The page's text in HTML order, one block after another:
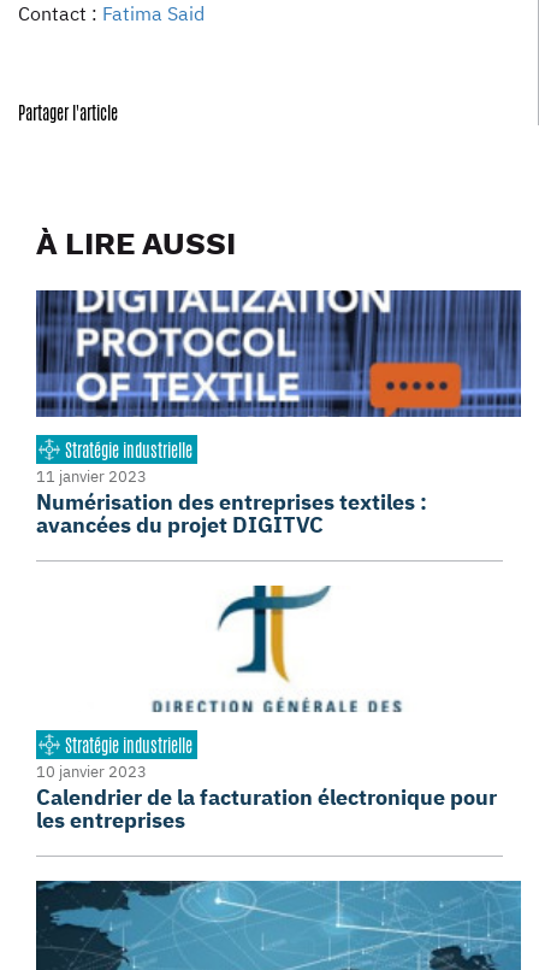
Contact : Fatima Said
Partager l'article
À LIRE AUSSI
Stratégie industrielle
11 janvier 2023
Numérisation des entreprises textiles :
avancées du projet DIGITVC
Stratégie industrielle
10 janvier 2023
Calendrier de la facturation électronique pour
les entreprises